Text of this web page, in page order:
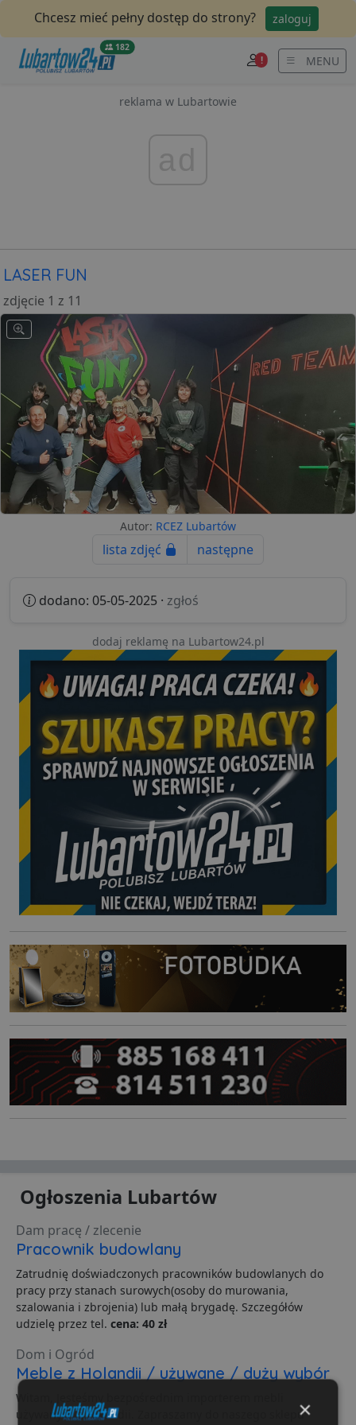
Chcesz mieć pełny dostęp do strony? zaloguj
182
! MENU
reklama w Lubartowie
LASER FUN
zdjęcie 1 z 11
Autor: RCEZ Lubartów
lista zdjęć następne
dodano: 05-05-2025 · zgłoś
dodaj reklamę na Lubartow24.pl
Ogłoszenia Lubartów
Dam pracę / zlecenie
Pracownik budowlany
Zatrudnię doświadczonych pracowników budowlanych do
pracy przy stanach surowych(osoby do murowania,
szalowania i zbrojenia) lub małą brygadę. Szczegółów
udzielę przez tel. cena: 40 zł
Dom i Ogród
Meble z Holandii / używane / duży wybór
Witam, Jesteśmy bezpośrednim importerem mebli
używanych z Holandii. Zapraszamy do naszego sklepu×